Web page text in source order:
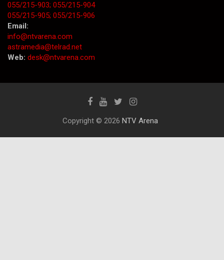
055/215-903; 055/215-904
055/215-905; 055/215-906
Email:
info@ntvarena.com
astramedia@telrad.net
Web: desk@ntvarena.com
Copyright © 2026 NTV Arena